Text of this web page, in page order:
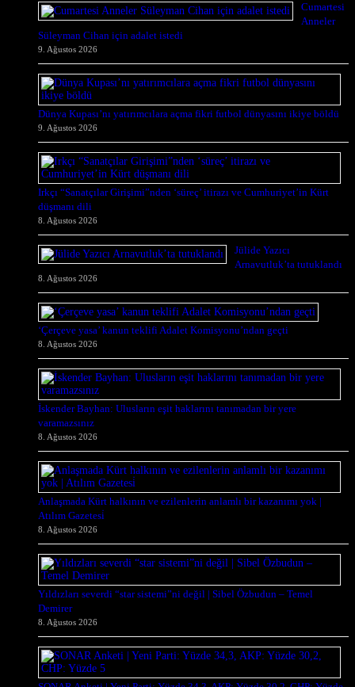
Cumartesi
Anneler
Süleyman Cihan için adalet istedi
9. Ağustos 2026
Dünya Kupası’nı yatırımcılara açma fikri futbol dünyasını ikiye böldü
9. Ağustos 2026
Irkçı “Sanatçılar Girişimi”nden ‘süreç’ itirazı ve Cumhuriyet’in Kürt
düşmanı dili
8. Ağustos 2026
Jülide Yazıcı
Arnavutluk’ta tutuklandı
8. Ağustos 2026
‘Çerçeve yasa’ kanun teklifi Adalet Komisyonu’ndan geçti
8. Ağustos 2026
İskender Bayhan: Ulusların eşit haklarını tanımadan bir yere
varamazsınız
8. Ağustos 2026
Anlaşmada Kürt halkının ve ezilenlerin anlamlı bir kazanımı yok |
Atılım Gazetesi̇
8. Ağustos 2026
Yıldızları severdi “star sistemi”ni değil | Sibel Özbudun – Temel
Demirer
8. Ağustos 2026